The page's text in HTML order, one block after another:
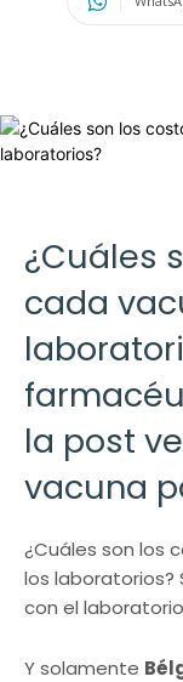
¿Cuáles
cada
la post
vacuna
¿Cuáles son los
los laboratorios?
con el
Y solamente